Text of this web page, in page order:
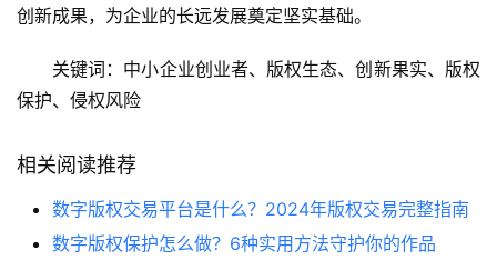
创新成果，为企业的长远发展奠定坚实基础。
关键词：中小企业创业者、版权生态、创新果实、版权
保护、侵权风险
相关阅读推荐
数字版权交易平台是什么？2024年版权交易完整指南
数字版权保护怎么做？6种实用方法守护你的作品